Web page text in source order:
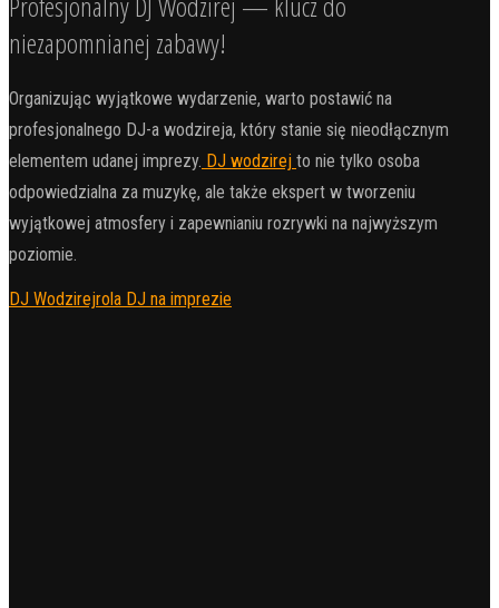
niezapomnianej zabawy!
Organizując wyjątkowe wydarzenie, warto postawić na
profesjonalnego DJ-a wodzireja, który stanie się nieodłącznym
elementem udanej imprezy. DJ wodzirej to nie tylko osoba
odpowiedzialna za muzykę, ale także ekspert w tworzeniu
wyjątkowej atmosfery i zapewnianiu rozrywki na najwyższym
poziomie.
DJ Wodzirejrola DJ na imprezie